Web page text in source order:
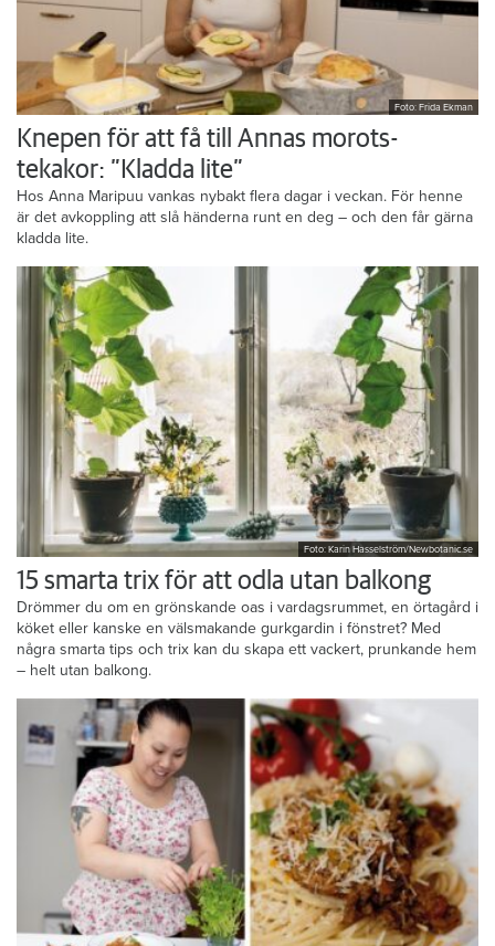
Foto: Frida Ekman
Knepen för att få till Annas morots-
tekakor: ”Kladda lite”
Hos Anna Maripuu vankas nybakt flera dagar i veckan. För henne
är det avkoppling att slå händerna runt en deg – och den får gärna
kladda lite.
Foto: Karin Hasselström/Newbotanic.se
15 smarta trix för att odla utan balkong
Drömmer du om en grönskande oas i vardagsrummet, en örtagård i
köket eller kanske en välsmakande gurkgardin i fönstret? Med
några smarta tips och trix kan du skapa ett vackert, prunkande hem
– helt utan balkong.